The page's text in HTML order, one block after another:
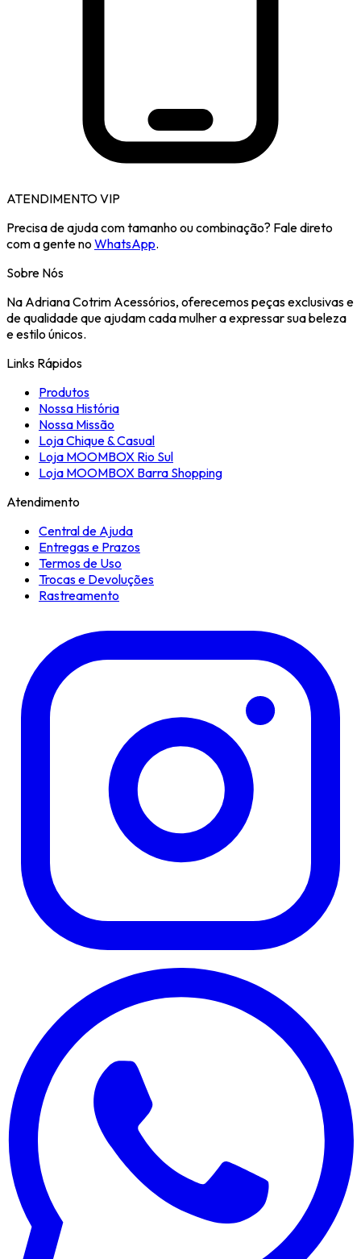
ATENDIMENTO VIP
Precisa de ajuda com tamanho ou combinação? Fale direto
com a gente no WhatsApp.
Sobre Nós
Na Adriana Cotrim Acessórios, oferecemos peças exclusivas e
de qualidade que ajudam cada mulher a expressar sua beleza
e estilo únicos.
Links Rápidos
Produtos
Nossa História
Nossa Missão
Loja Chique & Casual
Loja MOOMBOX Rio Sul
Loja MOOMBOX Barra Shopping
Atendimento
Central de Ajuda
Entregas e Prazos
Termos de Uso
Trocas e Devoluções
Rastreamento